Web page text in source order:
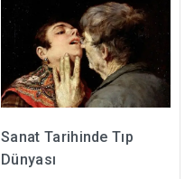
Sanat Tarihinde Tıp
Dünyası